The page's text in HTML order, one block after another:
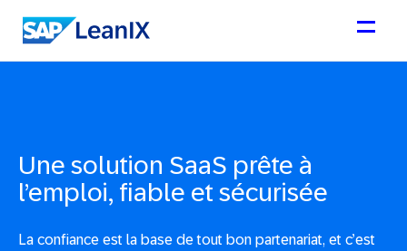
Une solution SaaS prête à
l’emploi, fiable et sécurisée
La confiance est la base de tout bon partenariat, et c’est